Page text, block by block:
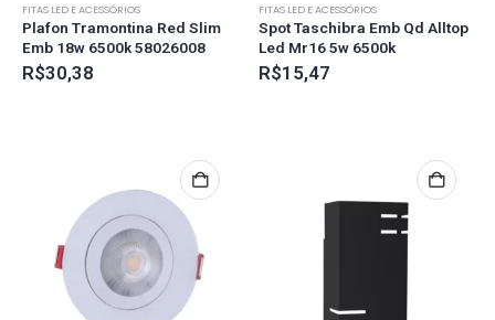
FITAS LED E ACESSÓRIOS
Plafon Tramontina Red Slim
Emb 18w 6500k 58026008
R$30,38
FITAS LED E ACESSÓRIOS
Spot Taschibra Emb Qd Alltop
Led Mr16 5w 6500k
R$15,47